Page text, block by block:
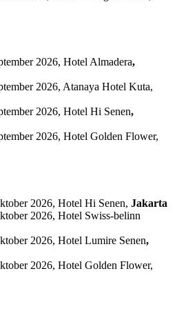
2026, Hotel Almadera,
2026, Atanaya Hotel Kuta,
2026, Hotel Hi Senen,
2026, Hotel Golden Flower,
2026, Hotel Hi Senen, Jakarta
2026, Hotel Swiss-belinn
2026, Hotel Lumire Senen,
2026, Hotel Golden Flower,